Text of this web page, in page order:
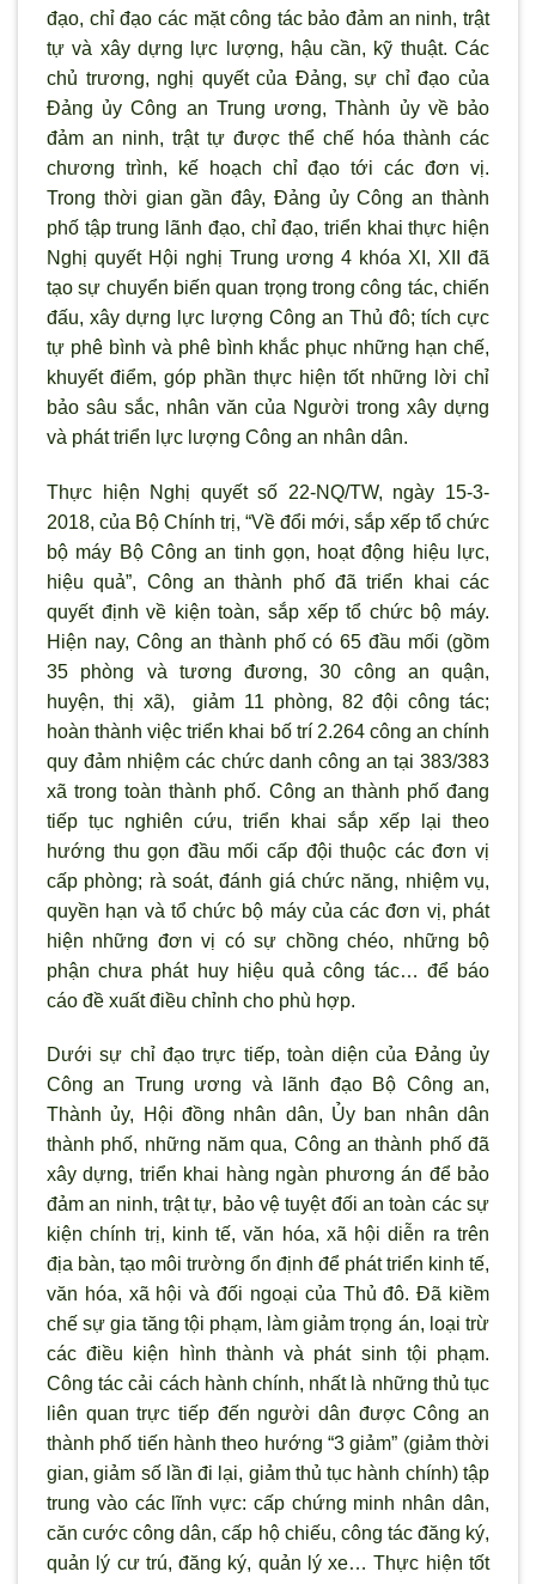
đạo, chỉ đạo các mặt công tác bảo đảm an ninh, trật
tự và xây dựng lực l ượng, hậu cần, kỹ thuật. Các
chủ trương, nghị quyết của Đảng, sự chỉ đạo của
Đảng ủy Công an Trung ương, Thành ủy về bảo
đảm an ninh, trật tự được thể chế hóa thành các
chương trình, kế hoạch chỉ đạo tới các đơn vị.
Trong thời gian gần đây, Đảng ủy Công an thành
phố tập trung lãnh đạo, chỉ đạo, triển khai thực hiện
Nghị quyết Hội nghị Trung ương 4 khóa XI, XII đã
tạo sự chuyển biến quan trọng trong công tác, chiến
đấu, xây dựng lực lượng Công an Thủ đô; tích cực
tự phê bình và phê bình khắc phục những hạn chế,
khuyết điểm, góp phần thực hiện tốt những lời chỉ
bảo sâu sắc, nhân văn của Người trong xây dựng
và phát triển lực l ượng Công an nhân dân.
Thực hiện Nghị quyết số 22-NQ/TW, ngày 15-3-
2018, của Bộ Chính trị, “Về đổi mới, sắp xếp tổ chức
bộ máy Bộ Công an tinh gọn, hoạt động hiệu lực,
hiệu quả”, Công an thành phố đã triển khai các
quyết định về kiện toàn, sắp xếp tổ chức bộ máy.
Hiện nay, Công an thành phố có 65 đầu mối (gồm
35 phòng và tương đương, 30 công an quận,
huyện, thị xã), giảm 11 phòng, 82 đội công tác;
hoànthành việc triển khai bố trí 2.264 công an chính
quy đảm nhiệm các chức danh công an tại 383/383
xã trongtoàn thành phố. Công an thành phố đang
tiếp tục nghiên cứu, triển khai sắp xếp lại theo
hướng thu gọn đầu mối cấp đội thuộc các đơn vị
cấp phòng; rà soát, đánh giá chức năng, nhiệm vụ,
quyền hạn và tổ chức bộ máy của các đơn vị, phát
hiện những đơn vị có sự chồng chéo, những bộ
phận chưa phát huy hiệu quả công tác… để báo
cáo đề xuất điều chỉnh cho phù hợp.
Dưới sự chỉ đạo trực tiếp, toàn diện của Đảng ủy
Công an Trung ương và lãnh đạo Bộ Công an,
Thành ủy, Hội đồng nhân dân, Ủy ban nhân dân
thành phố, những năm qua, Công an thành phố đã
xây dựng, triển khai hàng ngàn phương án để bảo
đảm an ninh, trật tự, bảo vệ tuyệt đối an toàn các sự
kiện chính trị, kinh tế, văn hóa, xã hội diễn ra trên
địa bàn, tạo môi trường ổn định để phát triển kinh tế,
văn hóa, xã hội và đối ngoại của Thủ đô. Đã kiềm
chế sự gia tăng tội phạm, làm giảm trọng án, loại trừ
các điều kiện hình thành và phát sinh tội phạm.
Công tác cải cách hành chính, nhất là những thủ tục
liên quan trực tiếp đến người dân được Công an
thành phố tiến hành theo hướng “3 giảm” (giảm thời
gian, giảm số lần đi lại, giảm thủ tục hành chính) tập
trung vào các lĩnh vực: cấp chứng minh nhân dân,
căn cước công dân, cấp hộ chiếu, công tác đăng ký,
quản lý cư trú, đăng ký, quản lý xe… Thực hiện tốt